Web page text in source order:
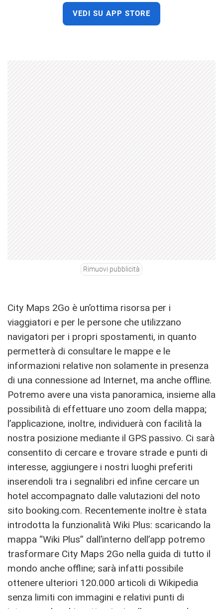
VEDI SU APP STORE
Rimuovi pubblicità
City Maps 2Go è un’ottima risorsa per i
viaggiatori e per le persone che utilizzano
navigatori per i propri spostamenti, in quanto
permetterà di consultare le mappe e le
informazioni relative non solamente in presenza
di una connessione ad Internet, ma anche offline.
Potremo avere una vista panoramica, insieme alla
possibilità di effettuare uno zoom della mappa;
l’applicazione, inoltre, individuerà con facilità la
nostra posizione mediante il GPS passivo. Ci sarà
consentito di cercare e trovare strade e punti di
interesse, aggiungere i nostri luoghi preferiti
inserendoli tra i segnalibri ed infine cercare un
hotel accompagnato dalle valutazioni del noto
sito booking.com. Recentemente inoltre è stata
introdotta la funzionalità Wiki Plus: scaricando la
mappa “Wiki Plus” dall’interno dell’app potremo
trasformare City Maps 2Go nella guida di tutto il
mondo anche offline; sarà infatti possibile
ottenere ulteriori 120.000 articoli di Wikipedia
senza limiti con immagini e relativi punti di